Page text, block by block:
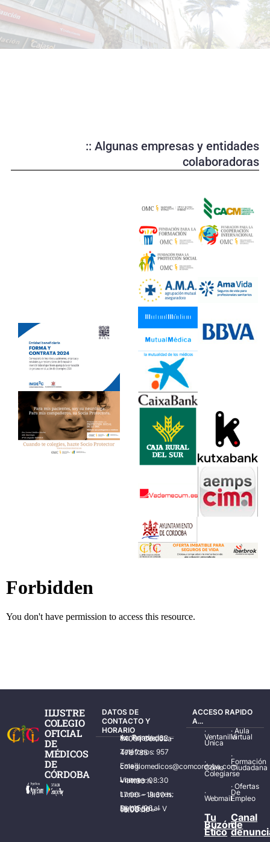
d
u
c
o
:: Algunas empresas y entidades
colaboradoras
ILUSTRE
COLEGIO
OFICIAL
DE
MÉDICOS
DE
CÓRDOBA
DATOS DE
CONTACTO Y
HORARIO
Av. Ronda de los Tejares, 32 – 14001 Córdoba
Teléfonos: 957 478 785
Email: colegiomedicos@comcordoba.com
Lunes – Viernes: 08:30 – 14:30 h.
Lunes – Jueves: 17:00 – 19:30 h.
Del 15/06 al 15/09 de L – V de 08:00 – 15:00 h.
ACCESO RAPIDO
A...
·
Ventanilla
Única
·
Cómo
Colegiarse
·
Webmail
·Aula
Virtual
·
Formación
Ciudadana
·Ofertas
De
Empleo
Tu
Buzón
Ético
Canal
de